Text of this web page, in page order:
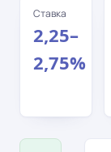
Ставка
2,25–
2,75%